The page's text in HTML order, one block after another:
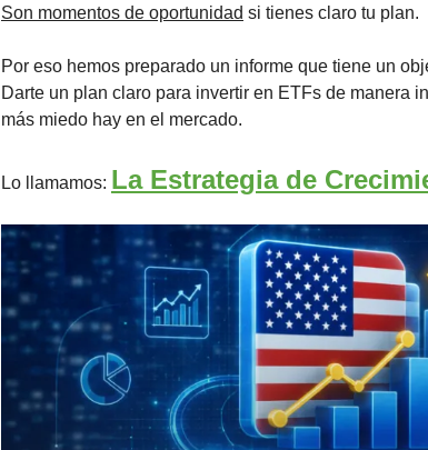
Son momentos de oportunidad si tienes claro tu plan.
Por eso hemos preparado un informe que tiene un
Darte un plan claro para invertir en ETFs de manera
más miedo hay en el mercado.
Lo llamamos: La Estrategia de